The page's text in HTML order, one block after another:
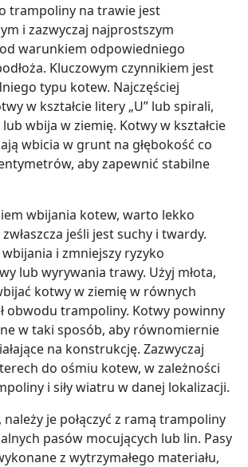
trampoliny na trawie jest
i zazwyczaj najprostszym
warunkiem odpowiedniego
Kluczowym czynnikiem jest
typu kotew. Najczęściej
w kształcie litery „U” lub spirali,
wbija w ziemię. Kotwy w kształcie
wbicia w grunt na głębokość co
aby zapewnić stabilne
wbijania kotew, warto lekko
jeśli jest suchy i twardy.
i zmniejszy ryzyko
lub wyrywania trawy. Użyj młota,
kotwy w ziemię w równych
obwodu trampoliny. Kotwy powinny
w taki sposób, aby równomiernie
na konstrukcję. Zazwyczaj
do ośmiu kotew, w zależności
i siły wiatru w danej lokalizacji.
je połączyć z ramą trampoliny
pasów mocujących lub lin. Pasy
z wytrzymałego materiału,